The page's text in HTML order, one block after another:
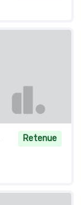
Retenue